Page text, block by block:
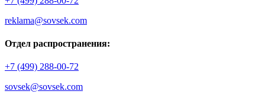
reklama@sovsek.com
Отдел распространения:
+7 (499) 288-00-72
sovsek@sovsek.com